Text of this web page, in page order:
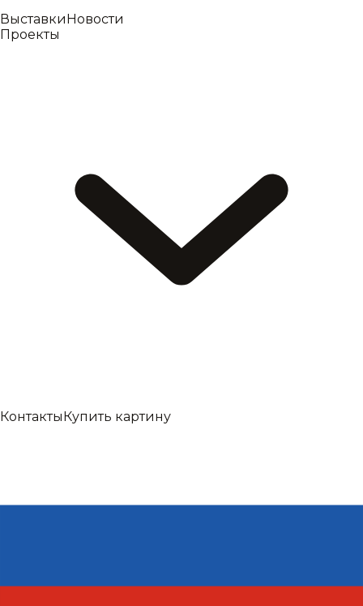
ВыставкиНовости
Проекты
КонтактыКупить картину